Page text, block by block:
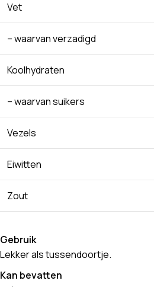
Vet
– waarvan verzadigd
Koolhydraten
– waarvan suikers
Vezels
Eiwitten
Zout
Gebruik
Lekker als tussendoortje.
Kan bevatten